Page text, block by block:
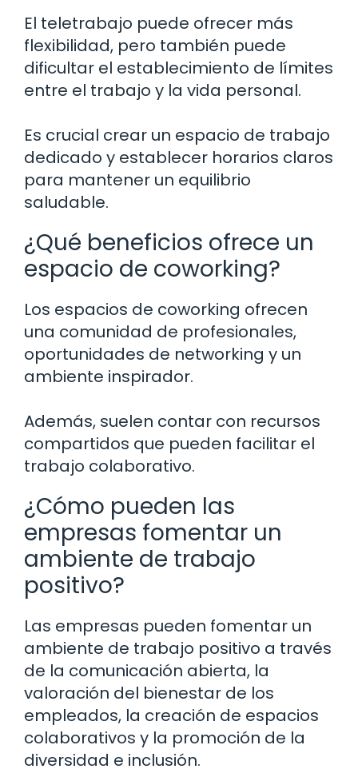
El teletrabajo puede ofrecer más
flexibilidad, pero también puede
dificultar el establecimiento de límites
entre el trabajo y la vida personal.
Es crucial crear un espacio de trabajo
dedicado y establecer horarios claros
para mantener un equilibrio
saludable.
¿Qué beneficios ofrece un
espacio de coworking?
Los espacios de coworking ofrecen
una comunidad de profesionales,
oportunidades de networking y un
ambiente inspirador.
Además, suelen contar con recursos
compartidos que pueden facilitar el
trabajo colaborativo.
¿Cómo pueden las
empresas fomentar un
ambiente de trabajo
positivo?
Las empresas pueden fomentar un
ambiente de trabajo positivo a través
de la comunicación abierta, la
valoración del bienestar de los
empleados, la creación de espacios
colaborativos y la promoción de la
diversidad e inclusión.